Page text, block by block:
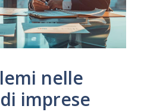
nelle
imprese